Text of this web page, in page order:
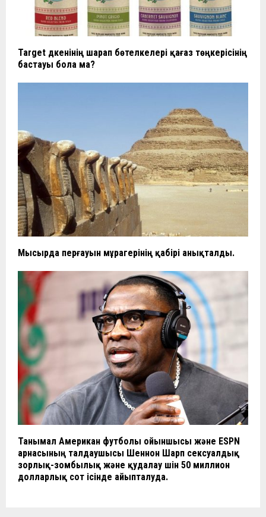
Target дүкенінің шарап бөтелкелері қағаз төңкерісінің
бастауы бола ма?
Мысырда перғауын мұрагерінің қабірі анықталды.
Танымал Американ футболы ойыншысы және ESPN
арнасының талдаушысы Шеннон Шарп сексуалдық
зорлық-зомбылық және қудалау үшін 50 миллион
долларлық сот ісінде айыпталуда.